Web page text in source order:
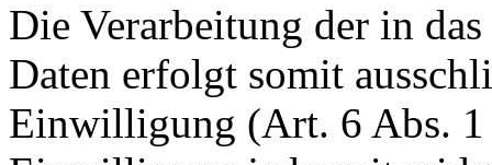
Die Verarbeitung der in
Daten erfolgt somit
Einwilligung (Art. 6 Abs. 1